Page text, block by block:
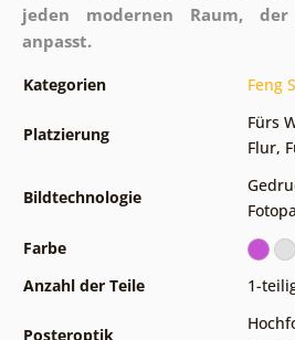
jeden modernen Raum,
anpasst.
Kategorien Feng
Platzierung
Fürs
Flur,
Bildtechnologie
Farbe
Anzahl der Teile
1-
Posteroptik